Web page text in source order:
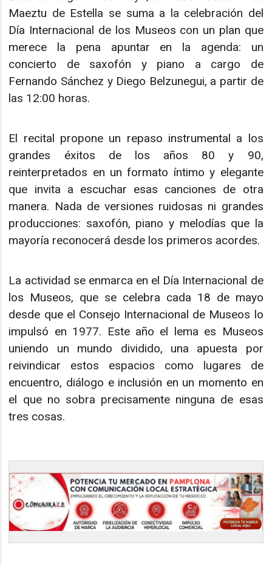
Maeztu de Estella se suma a la celebración del
Día Internacional de los Museos con un plan que
merece la pena apuntar en la agenda: un
concierto de saxofón y piano a cargo de
Fernando Sánchez y Diego Belzunegui, a partir de
las 12:00 horas.
El recital propone un repaso instrumental a los
grandes éxitos de los años 80 y 90,
reinterpretados en un formato íntimo y elegante
que invita a escuchar esas canciones de otra
manera. Nada de versiones ruidosas ni grandes
producciones: saxofón, piano y melodías que la
mayoría reconocerá desde los primeros acordes.
La actividad se enmarca en el Día Internacional de
los Museos, que se celebra cada 18 de mayo
desde que el Consejo Internacional de Museos lo
impulsó en 1977. Este año el lema es Museos
uniendo un mundo dividido, una apuesta por
reivindicar estos espacios como lugares de
encuentro, diálogo e inclusión en un momento en
el que no sobra precisamente ninguna de esas
tres cosas.